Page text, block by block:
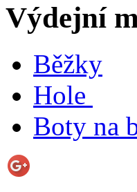
Výdejní
Běžky
Hole
Boty na